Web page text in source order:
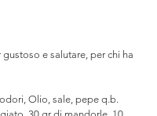
e salutare, per chi ha
Olio, sale, pepe q.b.